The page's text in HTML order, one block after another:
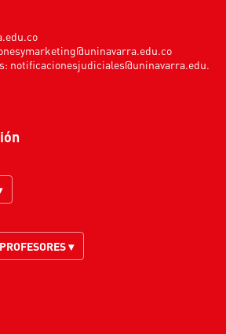
notificacionesjudiciales@uninavarra.edu.
▾